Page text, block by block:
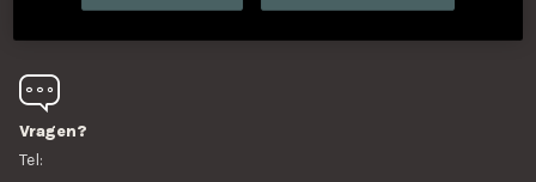
Vragen?
Tel: